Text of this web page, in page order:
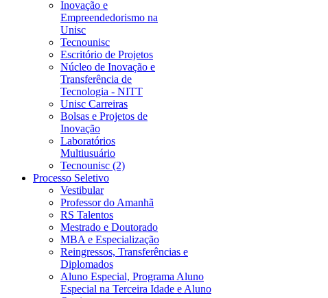
Inovação e
Empreendedorismo na
Unisc
Tecnounisc
Escritório de Projetos
Núcleo de Inovação e
Transferência de
Tecnologia - NITT
Unisc Carreiras
Bolsas e Projetos de
Inovação
Laboratórios
Multiusuário
Tecnounisc (2)
Processo Seletivo
Vestibular
Professor do Amanhã
RS Talentos
Mestrado e Doutorado
MBA e Especialização
Reingressos, Transferências e
Diplomados
Aluno Especial, Programa Aluno
Especial na Terceira Idade e Aluno